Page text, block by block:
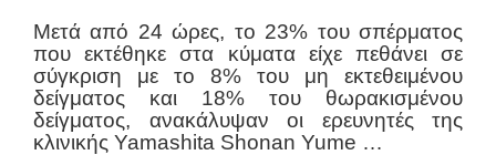
Μετά από 24 ώρες, το 23% του σπέρματος
που εκτέθηκε στα κύματα είχε πεθάνει σε
σύγκριση με το 8% του μη εκτεθειμένου
δείγματος και 18% του θωρακισμένου
δείγματος, ανακάλυψαν οι ερευνητές της
κλινικής Yamashita Shonan Yume …